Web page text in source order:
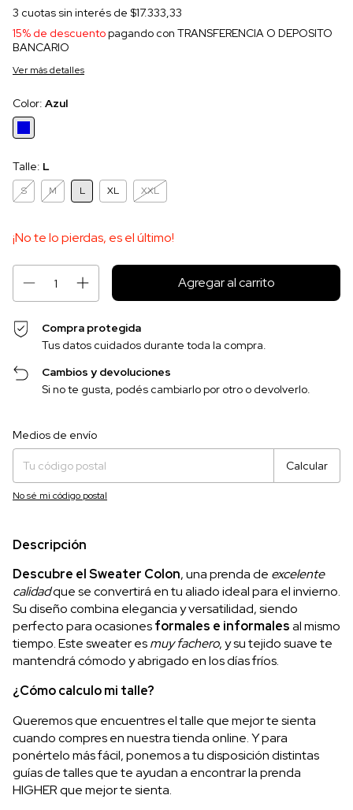
3 cuotas sin interés de $17.333,33
15% de descuentopagando con TRANSFERENCIA O DEPOSITO
BANCARIO
Ver más detalles
Color: Azul
Talle: L
S M L XL XXL
¡No te lo pierdas, es el último!
Compra protegida
Tus datos cuidados durante toda la compra.
Cambios y devoluciones
Si no te gusta, podés cambiarlo por otro o devolverlo.
Entregas para el CP:
Medios de envío
Calcular
No sé mi código postal
Descripción
Descubre el Sweater Colon, una prenda de excelente
calidadque se convertirá en tu aliado ideal para el invierno.
Su diseño combina elegancia y versatilidad, siendo
perfecto para ocasionesformales e informalesal mismo
tiempo. Este sweater esmuy fachero, y su tejido suave te
mantendrá cómodo y abrigado en los días fríos.
¿Cómo calculo mi talle?
Queremos que encuentres el talle que mejor te sienta
cuando compres en nuestra tienda online. Y para
ponértelo más fácil, ponemos a tu disposición distintas
guías de talles que te ayudan a encontrar la prenda
HIGHER que mejor te sienta.